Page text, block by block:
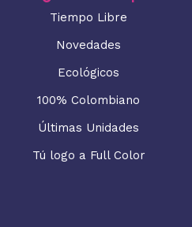
Tiempo Libre
Novedades
Ecológicos
100% Colombiano
Últimas Unidades
Tú logo a Full Color